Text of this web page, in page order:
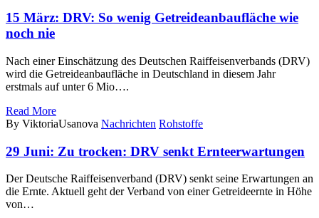
15 März: DRV: So wenig Getreideanbaufläche wie
noch nie
Nach einer Einschätzung des Deutschen Raiffeisenverbands (DRV)
wird die Getreideanbaufläche in Deutschland in diesem Jahr
erstmals auf unter 6 Mio….
Read More
By ViktoriaUsanova Nachrichten Rohstoffe
29 Juni: Zu trocken: DRV senkt Ernteerwartungen
Der Deutsche Raiffeisenverband (DRV) senkt seine Erwartungen an
die Ernte. Aktuell geht der Verband von einer Getreideernte in Höhe
von…